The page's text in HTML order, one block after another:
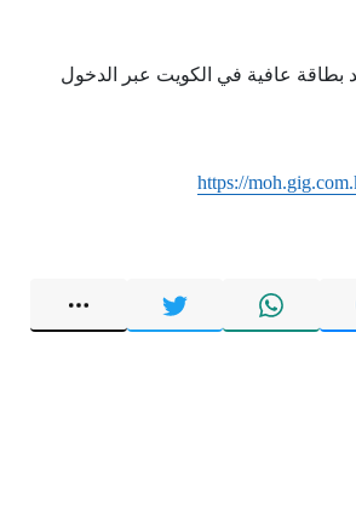
بطاقة عافية في الكويت عبر الدخول
https://